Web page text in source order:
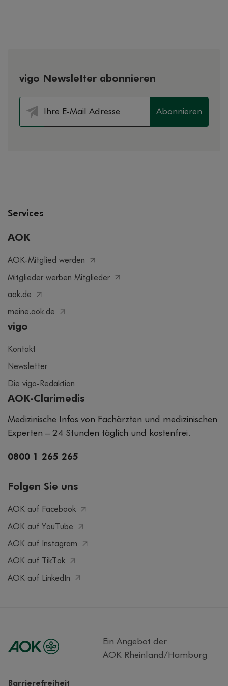
vigo Newsletter abonnieren
Abonnieren
Services
AOK
AOK-Mitglied werden
Mitglieder werben Mitglieder
aok.de
meine.aok.de
vigo
Kontakt
Newsletter
Die vigo-Redaktion
AOK-Clarimedis
Medizinische Infos von Fachärzten und medizinischen
Experten – 24 Stunden täglich und kostenfrei.
0800 1 265 265
Folgen Sie uns
AOK auf Facebook
AOK auf YouTube
AOK auf Instagram
AOK auf TikTok
AOK auf LinkedIn
Ein Angebot der
AOK Rheinland/Hamburg
Barrierefreiheit